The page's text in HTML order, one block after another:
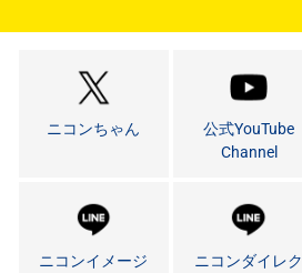
ニコンちゃん
公式YouTube
Channel
ニコンイメージ
ニコンダイレク